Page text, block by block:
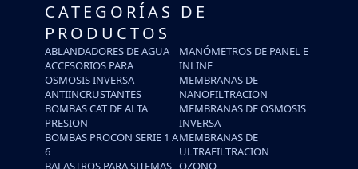
CATEGORÍAS DE
PRODUCTOS
ABLANDADORES DE AGUA
ACCESORIOS PARA
OSMOSIS INVERSA
ANTIINCRUSTANTES
BOMBAS CAT DE ALTA
PRESION
BOMBAS PROCON SERIE 1 A
6
BALASTROS PARA SITEMAS
MANÓMETROS DE PANEL E
INLINE
MEMBRANAS DE
NANOFILTRACION
MEMBRANAS DE OSMOSIS
INVERSA
MEMBRANAS DE
ULTRAFILTRACION
OZONO